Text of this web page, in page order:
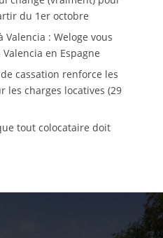
du 1er octobre
: Weloge vous
en Espagne
cassation renforce les
charges locatives (29
tout colocataire doit